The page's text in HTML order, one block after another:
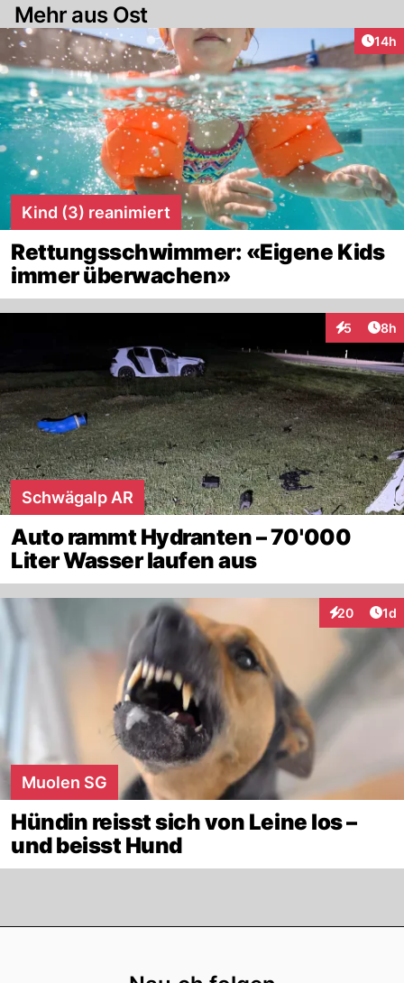
Mehr aus Ost
14h
Kind (3) reanimiert
Rettungsschwimmer: «Eigene Kids
immer überwachen»
5 8h
Schwägalp AR
Auto rammt Hydranten – 70'000
Liter Wasser laufen aus
20
Interaktionen
1d
Muolen SG
Hündin reisst sich von Leine los –
und beisst Hund